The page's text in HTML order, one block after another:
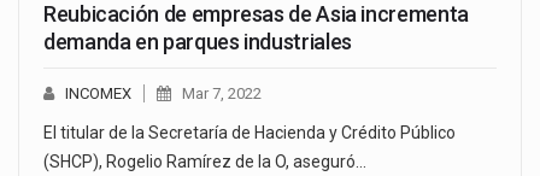
Reubicación de empresas de Asia incrementa
demanda en parques industriales
INCOMEX Mar 7, 2022
El titular de la Secretaría de Hacienda y Crédito Público
(SHCP), Rogelio Ramírez de la O, aseguró…